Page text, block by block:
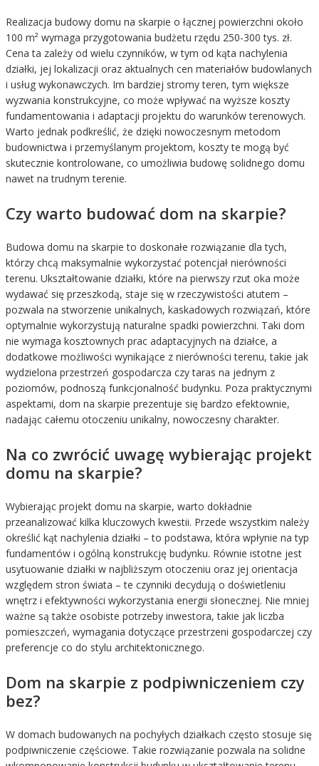
Realizacja budowy domu na skarpie o łącznej powierzchni około
100 m² wymaga przygotowania budżetu rzędu 250-300 tys. zł.
Cena ta zależy od wielu czynników, w tym od kąta nachylenia
działki, jej lokalizacji oraz aktualnych cen materiałów budowlanych
i usług wykonawczych. Im bardziej stromy teren, tym większe
wyzwania konstrukcyjne, co może wpływać na wyższe koszty
fundamentowania i adaptacji projektu do warunków terenowych.
Warto jednak podkreślić, że dzięki nowoczesnym metodom
budownictwa i przemyślanym projektom, koszty te mogą być
skutecznie kontrolowane, co umożliwia budowę solidnego domu
nawet na trudnym terenie.
Czy warto budować dom na skarpie?
Budowa domu na skarpie to doskonałe rozwiązanie dla tych,
którzy chcą maksymalnie wykorzystać potencjał nierówności
terenu. Ukształtowanie działki, które na pierwszy rzut oka może
wydawać się przeszkodą, staje się w rzeczywistości atutem –
pozwala na stworzenie unikalnych, kaskadowych rozwiązań, które
optymalnie wykorzystują naturalne spadki powierzchni. Taki dom
nie wymaga kosztownych prac adaptacyjnych na działce, a
dodatkowe możliwości wynikające z nierówności terenu, takie jak
wydzielona przestrzeń gospodarcza czy taras na jednym z
poziomów, podnoszą funkcjonalność budynku. Poza praktycznymi
aspektami, dom na skarpie prezentuje się bardzo efektownie,
nadając całemu otoczeniu unikalny, nowoczesny charakter.
Na co zwrócić uwagę wybierając projekt
domu na skarpie?
Wybierając projekt domu na skarpie, warto dokładnie
przeanalizować kilka kluczowych kwestii. Przede wszystkim należy
określić kąt nachylenia działki – to podstawa, która wpłynie na typ
fundamentów i ogólną konstrukcję budynku. Równie istotne jest
usytuowanie działki w najbliższym otoczeniu oraz jej orientacja
względem stron świata – te czynniki decydują o doświetleniu
wnętrz i efektywności wykorzystania energii słonecznej. Nie mniej
ważne są także osobiste potrzeby inwestora, takie jak liczba
pomieszczeń, wymagania dotyczące przestrzeni gospodarczej czy
preferencje co do stylu architektonicznego.
Dom na skarpie z podpiwniczeniem czy
bez?
W domach budowanych na pochyłych działkach często stosuje się
podpiwniczenie częściowe. Takie rozwiązanie pozwala na solidne